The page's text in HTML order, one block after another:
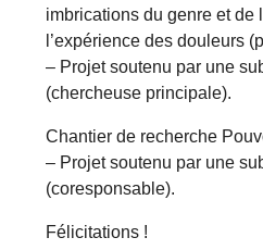
imbrications du genre et de
l’expérience des douleurs
– Projet soutenu par une
(chercheuse principale).
Chantier de recherche
– Projet soutenu par une
(coresponsable).
Félicitations !